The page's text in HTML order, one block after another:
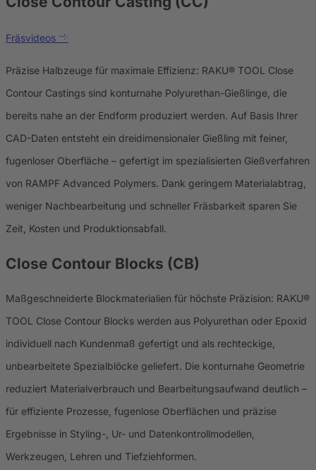
Fräsvideos
Präzise Halbzeuge für maximale Effizienz: RAKU® TOOL Close
Contour Castings sind konturnahe Polyurethan-Gießlinge, die
bereits nahe an der Endform produziert werden. Auf Basis Ihrer
CAD-Daten entsteht ein dreidimensionaler Gießling mit feiner,
fugenloser Oberfläche – gefertigt im spezialisierten Gießverfahren
von RAMPF Advanced Polymers. Dank geringem Materialabtrag,
weniger Nachbearbeitung und schneller Fräsbarkeit sparen Sie
Zeit, Kosten und Produktionsabfall.
Close Contour Blocks (CB)
Maßgeschneiderte Blockmaterialien für höchste Präzision: RAKU®
TOOL Close Contour Blocks werden aus Polyurethan oder Epoxid
individuell nach Kundenmaß gefertigt und als rechteckige,
unbearbeitete Spezialblöcke geliefert. Die konturnahe Geometrie
reduziert Materialverbrauch und Bearbeitungsaufwand deutlich –
für effiziente Prozesse, fugenlose Oberflächen und präzise
Ergebnisse in Styling-, Ur- und Datenkontrollmodellen,
Werkzeugen, Lehren und Tiefziehformen.